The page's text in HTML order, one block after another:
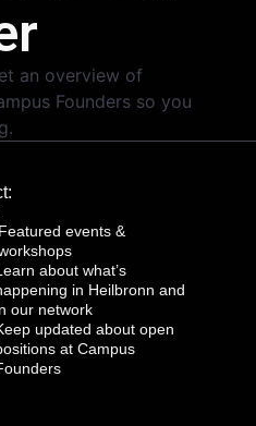
an overview of
Founders so you
Featured events &
about what’s
in Heilbronn and
our network
updated about open
at Campus